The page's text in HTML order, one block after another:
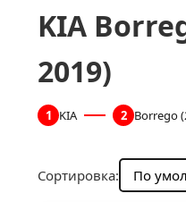
KIA
2019)
1 KIA 2 Borrego
Сортировка: